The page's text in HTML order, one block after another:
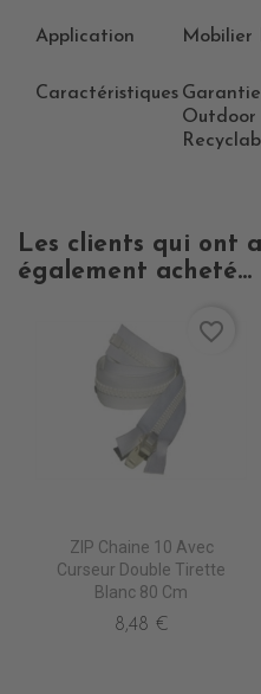
Application Mobilier
Caractéristiques
Outdoor
Les clients qui ont
également acheté...
ZIP Chaine 10 Avec
Curseur Double Tirette
Blanc 80 Cm
8,48 €
favorite_border